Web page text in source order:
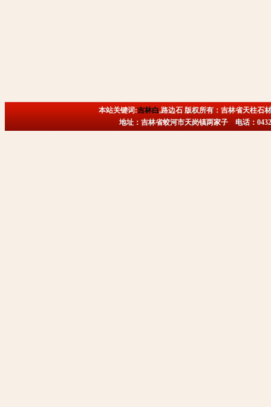
本站关键词:吉林白,路边石 版权所有：吉林省天柱石
地址：吉林省蛟河市天岗镇两家子 电话：